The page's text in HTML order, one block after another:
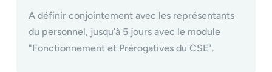
A définir conjointement avec les représentants
du personnel, jusqu’à 5 jours avec le module
"Fonctionnement et Prérogatives du CSE".